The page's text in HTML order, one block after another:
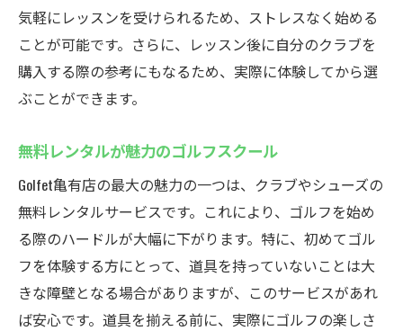
気軽にレッスンを受けられるため、ストレスなく始める
ことが可能です。さらに、レッスン後に自分のクラブを
購入する際の参考にもなるため、実際に体験してから選
ぶことができます。
無料レンタルが魅力のゴルフスクール
Golfet亀有店の最大の魅力の一つは、クラブやシューズの
無料レンタルサービスです。これにより、ゴルフを始め
る際のハードルが大幅に下がります。特に、初めてゴル
フを体験する方にとって、道具を持っていないことは大
きな障壁となる場合がありますが、このサービスがあれ
ば安心です。道具を揃える前に、実際にゴルフの楽しさ